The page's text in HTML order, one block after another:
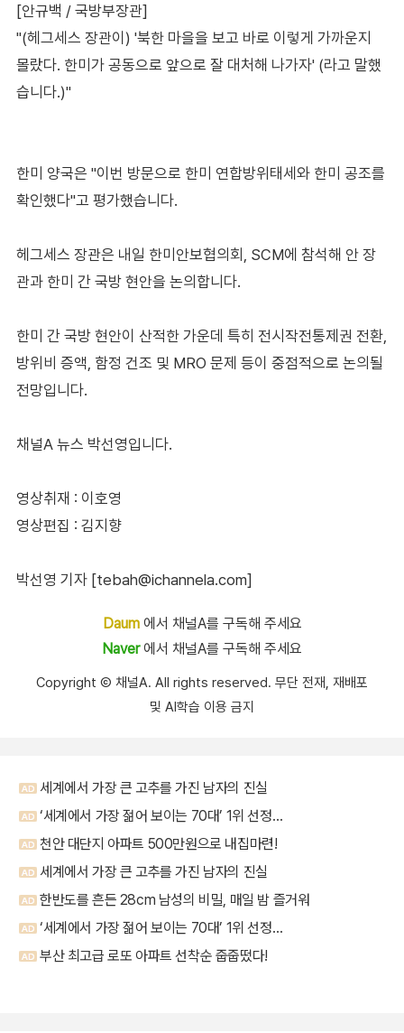
[안규백 / 국방부장관]
"(헤그세스 장관이) '북한 마을을 보고 바로 이렇게 가까운지
몰랐다. 한미가 공동으로 앞으로 잘 대처해 나가자' (라고 말했
습니다.)"
한미 양국은 "이번 방문으로 한미 연합방위태세와 한미 공조를
확인했다"고 평가했습니다.
헤그세스 장관은 내일 한미안보협의회, SCM에 참석해 안 장
관과 한미 간 국방 현안을 논의합니다.
한미 간 국방 현안이 산적한 가운데 특히 전시작전통제권 전환,
방위비 증액, 함정 건조 및 MRO 문제 등이 중점적으로 논의될
전망입니다.
채널A 뉴스 박선영입니다.
영상취재 : 이호영
영상편집 : 김지향
박선영 기자 [tebah@ichannela.com]
Daum에서 채널A를 구독해 주세요
Naver에서 채널A를 구독해 주세요
Copyright Ⓒ 채널A. All rights reserved. 무단 전재, 재배포
및 AI학습 이용 금지